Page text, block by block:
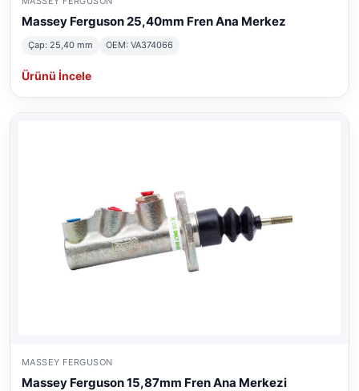
Massey Ferguson 25,40mm Fren Ana Merkez
Çap: 25,40 mm OEM: VA374066
Ürünü İncele
MASSEY FERGUSON
Massey Ferguson 15,87mm Fren Ana Merkezi